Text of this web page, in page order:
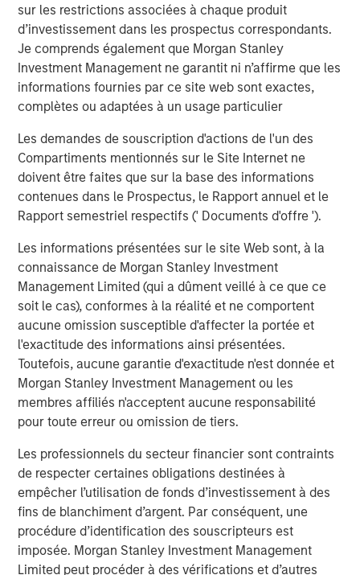
sur les restrictions associées à chaque produit
d’investissement dans les prospectus correspondants.
Je comprends également que Morgan Stanley
Investment Management ne garantit ni n’affirme que les
informations fournies par ce site web sont exactes,
complètes ou adaptées à un usage particulier
Les demandes de souscription d'actions de l'un des
Compartiments mentionnés sur le Site Internet ne
doivent être faites que sur la base des informations
contenues dans le Prospectus, le Rapport annuel et le
Rapport semestriel respectifs (' Documents d'offre ').
Les informations présentées sur le site Web sont, à la
connaissance de Morgan Stanley Investment
Management Limited (qui a dûment veillé à ce que ce
soit le cas), conformes à la réalité et ne comportent
aucune omission susceptible d'affecter la portée et
l'exactitude des informations ainsi présentées.
Toutefois, aucune garantie d'exactitude n'est donnée et
Morgan Stanley Investment Management ou les
membres affiliés n'acceptent aucune responsabilité
pour toute erreur ou omission de tiers.
Les professionnels du secteur financier sont contraints
de respecter certaines obligations destinées à
empêcher l’utilisation de fonds d’investissement à des
fins de blanchiment d’argent. Par conséquent, une
procédure d’identification des souscripteurs est
imposée. Morgan Stanley Investment Management
Limited peut procéder à des vérifications et d’autres
Télécharger le PDF
Counterpoint Global
Counterpoint Global’s culture fosters collaboration,
creativity, continued development and differentiated
thinking.
Idées liées
The Wisdom of Crowds in Markets: Crowd
Behavior in Prediction, Betting, and Stock
Markets
CONSILIENT OBSERVER
Opportunities and Expectations: The Present
Value of Growth Opportunities in Valuation
Bayes and Base Rates 2.0: How History Can
Guide Our Assessment of the Future